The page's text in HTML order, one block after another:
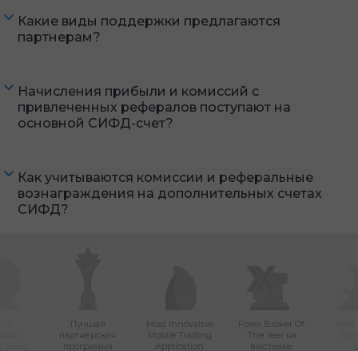
Какие виды поддержки предлагаются
партнерам?
Начисления прибыли и комиссий с
привлеченных рефералов поступают на
основной СИФД-счет?
Как учитываются комиссии и реферальные
вознаграждения на дополнительных счетах
СИФД?
Лучшая
партнерская
программа
Most Innovative
Mobile Trading
Application
Forex Broker Of
The Year на
выставке